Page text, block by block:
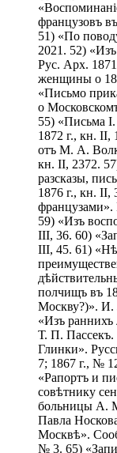
французовъ
51) «По
2021. 52)
Рус. Арх. 1871
женщины о
«Письмо
о
55) «Письма
1872 г., кн. II,
отъ М. А.
кн. II, 2372.
разсказы,
1876 г., кн. II,
французами».
59) «Изъ
III, 36. 60)
III, 45. 61)
полчищъ въ
Москву?)». И.
«Изъ раннихъ
Т. П. Пассекъ.
Глинки».
7; 1867 г., №
«Рапортъ и
совѣтнику
больницы А.
Павла
Москвѣ».
№ 3. 65)